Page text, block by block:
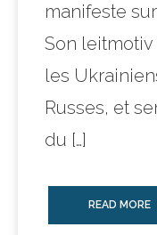
manifeste
Son leitmotiv
les
Russes, et
du […]
READ MORE